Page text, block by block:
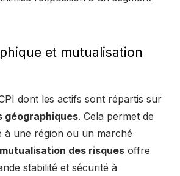
et mutualisation
dont les actifs sont répartis sur
géographiques. Cela permet de
à une région ou un marché
mutualisation des risques offre
stabilité et sécurité à